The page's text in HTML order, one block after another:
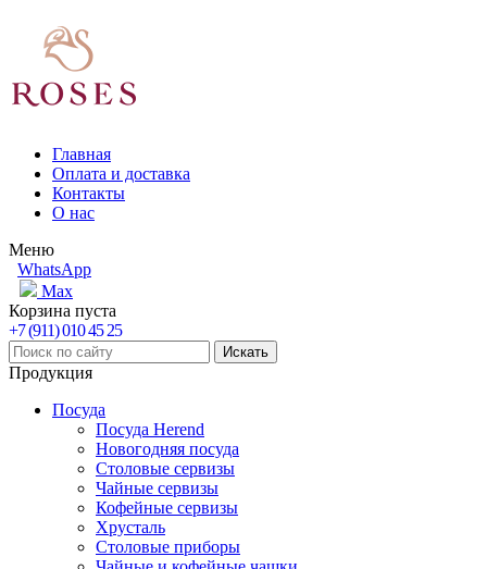
Главная
Оплата и доставка
Контакты
О нас
Меню
WhatsApp
Max
Корзина пуста
+7 (911) 010 45 25
Продукция
Посуда
Посуда Herend
Новогодняя посуда
Столовые сервизы
Чайные сервизы
Кофейные сервизы
Хрусталь
Столовые приборы